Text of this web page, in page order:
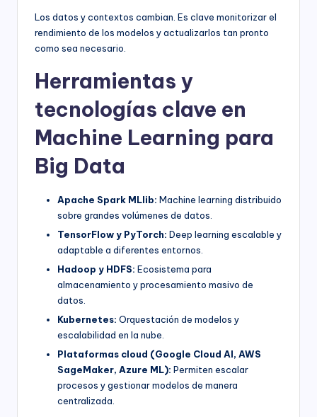
Los datos y contextos cambian. Es clave monitorizar el
rendimiento de los modelos y actualizarlos tan pronto
como sea necesario.
Herramientas y
tecnologías clave en
Machine Learning para
Big Data
Apache Spark MLlib: Machine learning distribuido
sobre grandes volúmenes de datos.
TensorFlow y PyTorch: Deep learning escalable y
adaptable a diferentes entornos.
Hadoop y HDFS: Ecosistema para
almacenamiento y procesamiento masivo de
datos.
Kubernetes: Orquestación de modelos y
escalabilidad en la nube.
Plataformas cloud (Google Cloud AI, AWS
SageMaker, Azure ML): Permiten escalar
procesos y gestionar modelos de manera
centralizada.